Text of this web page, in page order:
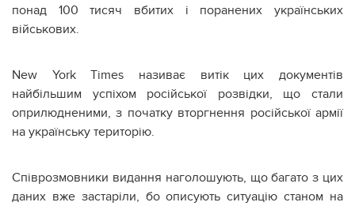
понад 100 тисяч вбитих і поранених українських
військових.
New York Times називає витік цих документів
найбільшим успіхом російської розвідки, що стали
оприлюдненими, з початку вторгнення російської армії
на українську територію.
Співрозмовники видання наголошують, що багато з цих
даних вже застаріли, бо описують ситуацію станом на